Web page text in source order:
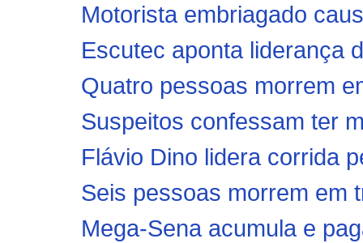
Motorista embriagado
Escutec aponta liderança
Quatro pessoas morrem
Suspeitos confessam ter
Flávio Dino lidera corrida
Seis pessoas morrem em
Mega-Sena acumula e